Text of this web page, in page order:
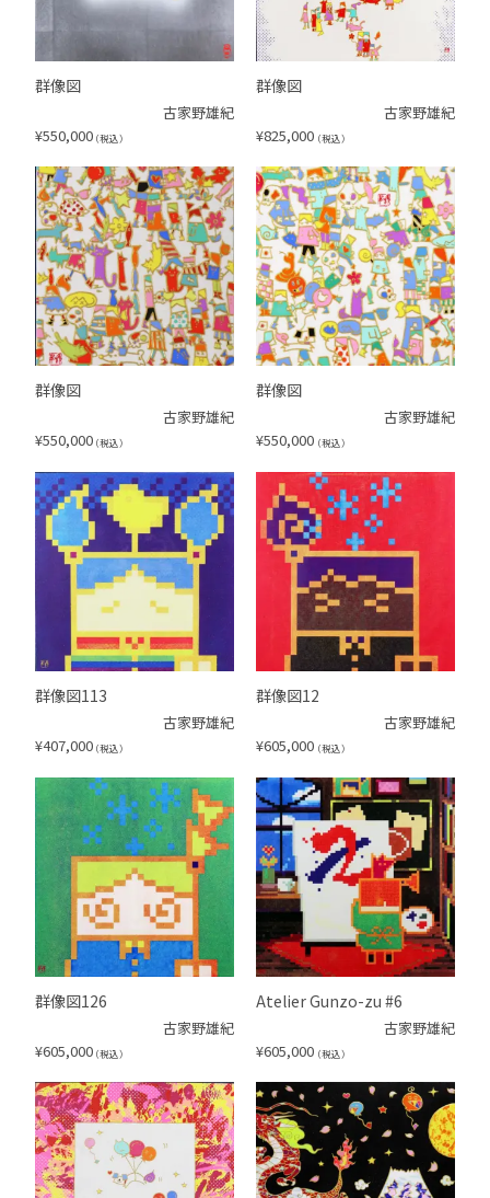
群像図
古家野雄紀
¥550,000 （税込）
群像図
古家野雄紀
¥825,000 （税込）
群像図
古家野雄紀
¥550,000 （税込）
群像図
古家野雄紀
¥550,000 （税込）
群像図113
古家野雄紀
¥407,000 （税込）
群像図12
古家野雄紀
¥605,000 （税込）
群像図126
古家野雄紀
¥605,000 （税込）
Atelier Gunzo-zu #6
古家野雄紀
¥605,000 （税込）